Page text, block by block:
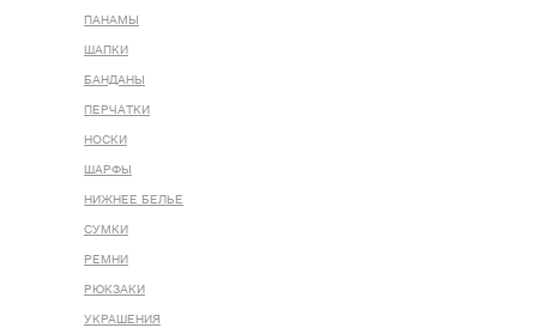
ПАНАМЫ
ШАПКИ
БАНДАНЫ
ПЕРЧАТКИ
НОСКИ
ШАРФЫ
НИЖНЕЕ БЕЛЬЕ
СУМКИ
РЕМНИ
РЮКЗАКИ
УКРАШЕНИЯ